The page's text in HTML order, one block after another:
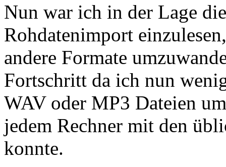
Nun war ich in der Lage
Rohdatenimport
andere Formate
Fortschritt da ich nun
WAV oder MP3 Dateien
jedem Rechner mit den
konnte.